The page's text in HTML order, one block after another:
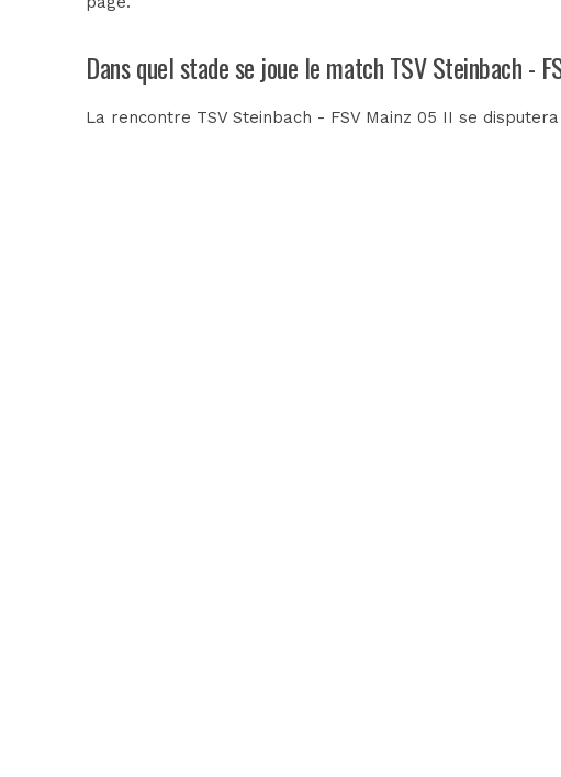
Dans quel stade se joue le match TSV Steinbach -
La rencontre TSV Steinbach - FSV Mainz 05 II se disputera